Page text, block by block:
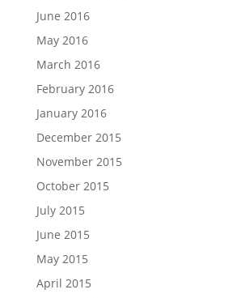
June 2016
May 2016
March 2016
February 2016
January 2016
December 2015
November 2015
October 2015
July 2015
June 2015
May 2015
April 2015